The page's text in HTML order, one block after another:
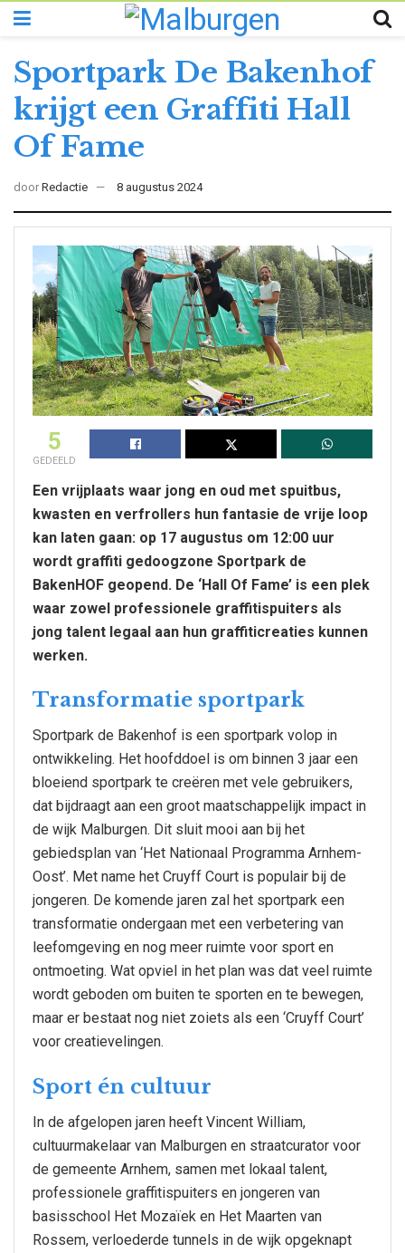
Sportpark De Bakenhof
krijgt een Graffiti Hall
Of Fame
door Redactie 8 augustus 2024
5
GEDEELD
Een vrijplaats waar jong en oud met spuitbus,
kwasten en verfrollers hun fantasie de vrije loop
kan laten gaan: op 17 augustus om 12:00 uur
wordt graffiti gedoogzone Sportpark de
BakenHOF geopend. De ‘Hall Of Fame’ is een plek
waar zowel professionele graffitispuiters als
jong talent legaal aan hun graffiticreaties kunnen
werken.
Transformatie sportpark
Sportpark de Bakenhof is een sportpark volop in
ontwikkeling. Het hoofddoel is om binnen 3 jaar een
bloeiend sportpark te creëren met vele gebruikers,
dat bijdraagt aan een groot maatschappelijk impact in
de wijk Malburgen. Dit sluit mooi aan bij het
gebiedsplan van ‘Het Nationaal Programma Arnhem-
Oost’. Met name het Cruyff Court is populair bij de
jongeren. De komende jaren zal het sportpark een
transformatie ondergaan met een verbetering van
leefomgeving en nog meer ruimte voor sport en
ontmoeting. Wat opviel in het plan was dat veel ruimte
wordt geboden om buiten te sporten en te bewegen,
maar er bestaat nog niet zoiets als een ‘Cruyff Court’
voor creatievelingen.
Sport én cultuur
In de afgelopen jaren heeft Vincent William,
cultuurmakelaar van Malburgen en straatcurator voor
de gemeente Arnhem, samen met lokaal talent,
professionele graffitispuiters en jongeren van
basisschool Het Mozaïek en Het Maarten van
Rossem, verloederde tunnels in de wijk opgeknapt